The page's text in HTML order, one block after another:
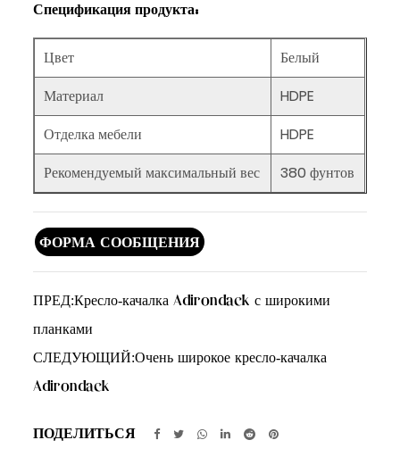
Спецификация продукта:
Цвет
Белый
Материал
HDPE
Отделка мебели
HDPE
Рекомендуемый максимальный вес
380 фунтов
ФОРМА СООБЩЕНИЯ
ПРЕД:Кресло-качалка Adirondack с широкими
планками
СЛЕДУЮЩИЙ:Очень широкое кресло-качалка
Adirondack
ПОДЕЛИТЬСЯ